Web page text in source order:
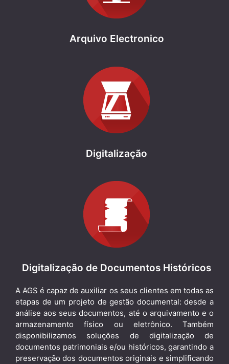
Arquivo Electronico
Digitalização
Digitalização de Documentos Históricos
A AGS é capaz de auxiliar os seus clientes em todas as
etapas de um projeto de gestão documental: desde a
análise aos seus documentos, até o arquivamento e o
armazenamento físico ou eletrônico. Também
disponibilizamos soluções de digitalização de
documentos patrimoniais e/ou históricos, garantindo a
preservação dos documentos originais e simplificando